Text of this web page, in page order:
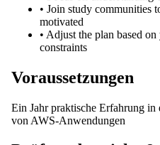
• Join study communities
motivated
• Adjust the plan based
constraints
Voraussetzungen
Ein Jahr praktische Erfahrung
von AWS-Anwendungen